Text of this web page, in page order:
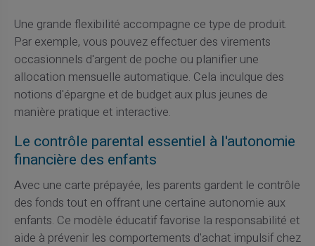
Une grande flexibilité accompagne ce type de produit.
Par exemple, vous pouvez effectuer des virements
occasionnels d'argent de poche ou planifier une
allocation mensuelle automatique. Cela inculque des
notions d'épargne et de budget aux plus jeunes de
manière pratique et interactive.
Le contrôle parental essentiel à l'autonomie
financière des enfants
Avec une carte prépayée, les parents gardent le contrôle
des fonds tout en offrant une certaine autonomie aux
enfants. Ce modèle éducatif favorise la responsabilité et
aide à prévenir les comportements d'achat impulsif chez